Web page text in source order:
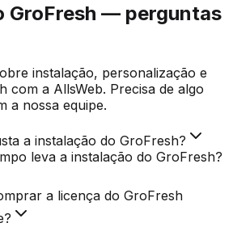
GroFresh — perguntas
instalação, personalização e
com a AllsWeb. Precisa de algo
a nossa equipe.
a instalação do GroFresh?
leva a instalação do GroFresh?
a licença do GroFresh